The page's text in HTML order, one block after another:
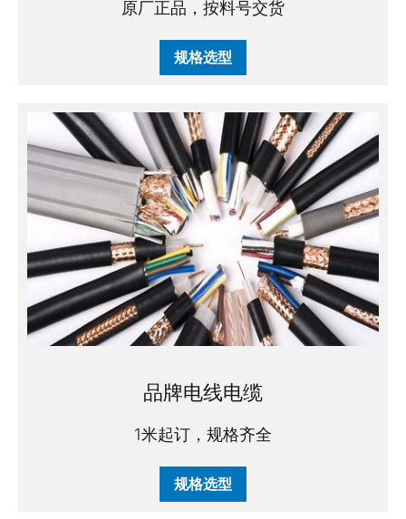
原厂正品，按料号交货
规格选型
品牌电线电缆
1米起订，规格齐全
规格选型